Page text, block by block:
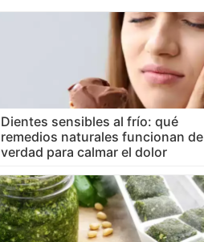
Dientes sensibles al frío: qué
remedios naturales funcionan de
verdad para calmar el dolor